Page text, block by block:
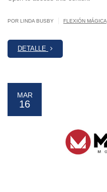
POR LINDA BUSBY FLEXIÓN MÁGICA
DETALLE
MAR
16